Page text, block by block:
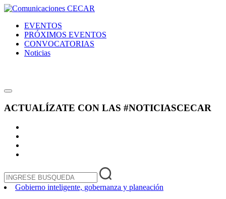
EVENTOS
PRÓXIMOS EVENTOS
CONVOCATORIAS
Noticias
ACTUALÍZATE CON LAS #NOTICIASCECAR
Gobierno inteligente, gobernanza y planeación